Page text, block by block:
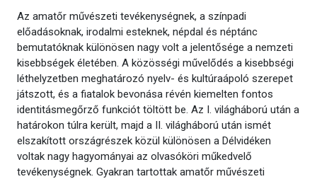
Az amatőr művészeti tevékenységnek, a színpadi
előadásoknak, irodalmi esteknek, népdal és néptánc
bemutatóknak különösen nagy volt a jelentősége a nemzeti
kisebbségek életében. A közösségi művelődés a kisebbségi
léthelyzetben meghatározó nyelv- és kultúraápoló szerepet
játszott, és a fiatalok bevonása révén kiemelten fontos
identitásmegőrző funkciót töltött be. Az I. világháború után a
határokon túlra került, majd a II. világháború után ismét
elszakított országrészek közül különösen a Délvidéken
voltak nagy hagyományai az olvasóköri műkedvelő
tevékenységnek. Gyakran tartottak amatőr művészeti